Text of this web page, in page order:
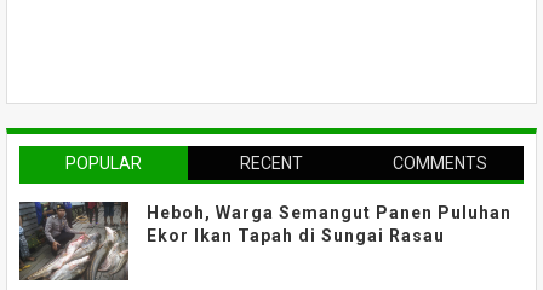
POPULAR RECENT COMMENTS
Heboh, Warga Semangut Panen Puluhan
Ekor Ikan Tapah di Sungai Rasau